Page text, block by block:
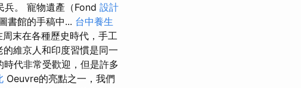
。 寵物遺產（Fond 設計
書館的手稿中... 台中養生
末在各種歷史時代，手工
的維京人和印度習慣是同一
代非常受歡迎，但是許多
Oeuvre的亮點之一，我們